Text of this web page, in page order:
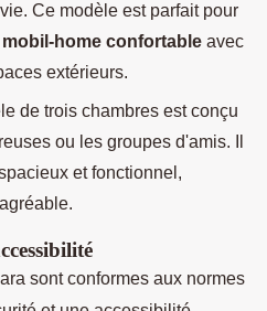
Ce modèle est parfait pour
mobil-home confortable avec
extérieurs.
de trois chambres est conçu
ou les groupes d'amis. Il
et fonctionnel,
sont conformes aux normes